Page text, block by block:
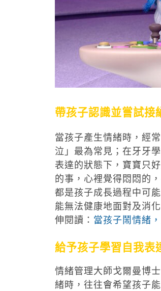
帶孩子認識並嘗試接
當孩子產生情緒時，經
泣」最為常見；在牙牙
表達的狀態下，寶寶只
的事，心裡覺得悶悶的
都是孩子成長過程中可
能無法健康地面對及消
伸閱讀： 當孩子鬧情緒
給予孩子學習自我表
情緒管理大師戈爾曼博
緒時，往往會希望孩子